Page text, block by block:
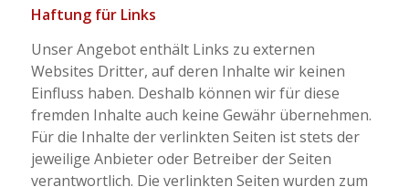
Haftung für Links
Unser Angebot enthält Links zu externen
Websites Dritter, auf deren Inhalte wir keinen
Einfluss haben. Deshalb können wir für diese
fremden Inhalte auch keine Gewähr übernehmen.
Für die Inhalte der verlinkten Seiten ist stets der
jeweilige Anbieter oder Betreiber der Seiten
verantwortlich. Die verlinkten Seiten wurden zum